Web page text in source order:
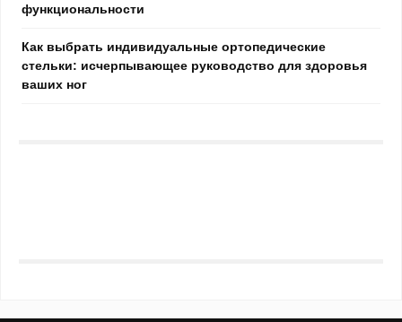
функциональности
Как выбрать индивидуальные ортопедические
стельки: исчерпывающее руководство для здоровья
ваших ног